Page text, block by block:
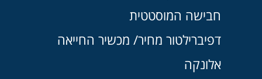
חבישה המוסטטית
דפיברילטור מחיר/ מכשיר החייאה
אלונקה